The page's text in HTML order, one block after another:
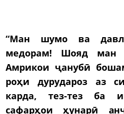
“Ман шумо ва
медорам! Шояд ман
Амрикои ҷанубӣ
роҳи дурудароз аз
карда, тез-тез ба
сафарҳои ҳунарӣ